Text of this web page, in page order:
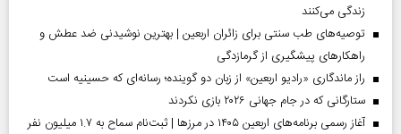
زندگی می‌کنند
توصیه‌های طب سنتی برای زائران اربعین | بهترین نوشیدنی ضد عطش و
راهکارهای پیشگیری از گرمازدگی
راز ماندگاری «رادیو اربعین» از زبان دو گوینده؛ رسانه‌ای که حسینیه است
ستارگانی که در جام جهانی ۲۰۲۶ بازی نکردند
آغاز رسمی برنامه‌های اربعین ۱۴۰۵ در مرز‌ها | ثبت‌نام سماح به ۱.۷ میلیون نفر